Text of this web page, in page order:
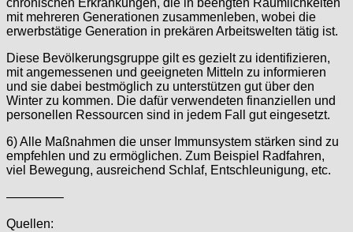
chronischen Erkrankungen, die in beengten Räumlichkeiten
mit mehreren Generationen zusammenleben, wobei die
erwerbstätige Generation in prekären Arbeitswelten tätig ist.
Diese Bevölkerungsgruppe gilt es gezielt zu identifizieren,
mit angemessenen und geeigneten Mitteln zu informieren
und sie dabei bestmöglich zu unterstützen gut über den
Winter zu kommen. Die dafür verwendeten finanziellen und
personellen Ressourcen sind in jedem Fall gut eingesetzt.
6) Alle Maßnahmen die unser Immunsystem stärken sind zu
empfehlen und zu ermöglichen. Zum Beispiel Radfahren,
viel Bewegung, ausreichend Schlaf, Entschleunigung, etc.
————–
Quellen: